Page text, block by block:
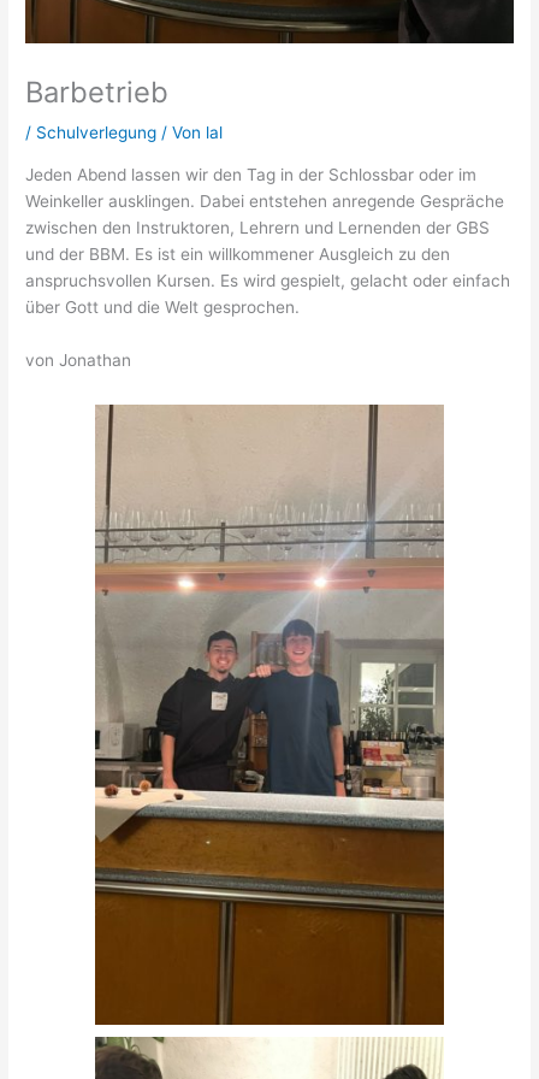
Barbetrieb
/ Schulverlegung / Von lal
Jeden Abend lassen wir den Tag in der Schlossbar oder im
Weinkeller ausklingen. Dabei entstehen anregende Gespräche
zwischen den Instruktoren, Lehrern und Lernenden der GBS
und der BBM. Es ist ein willkommener Ausgleich zu den
anspruchsvollen Kursen. Es wird gespielt, gelacht oder einfach
über Gott und die Welt gesprochen.
von Jonathan